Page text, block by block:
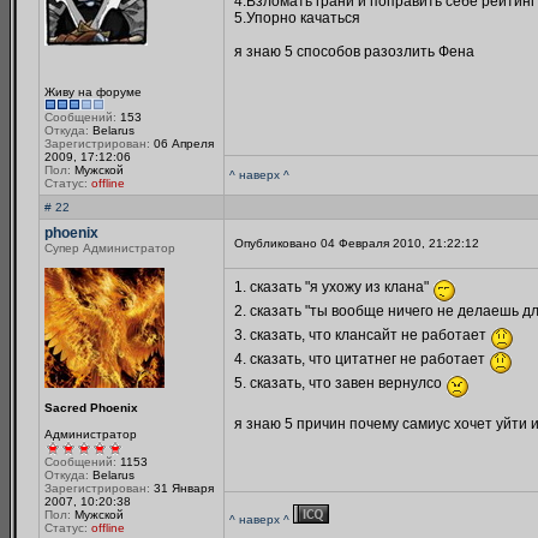
Живу на форуме
Сообщений: 153
Откуда: Belarus
Зарегистрирован: 06 Апреля
2009, 17:12:06
Пол: Мужской
Статус: offline
5.Упорно качаться
я знаю 5 способов разозлить Фена
^ наверх ^
# 22
phoenix
Супер Администратор
Sacred Phoenix
Администратор
Сообщений: 1153
Откуда: Belarus
Зарегистрирован: 31 Января
2007, 10:20:38
Пол: Мужской
Статус: offline
Опубликовано 04 Февраля 2010, 21:22:12
1. сказать "я ухожу из клана"
2. сказать "ты вообще ничего не делаешь
3. сказать, что клансайт не работает
4. сказать, что цитатнег не работает
5. сказать, что завен вернулсо
я знаю 5 причин почему самиус хочет уйти
^ наверх ^